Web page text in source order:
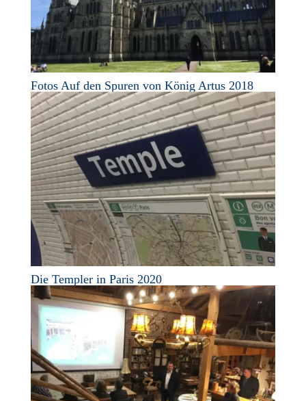
Fotos Auf den Spuren von König Artus 2018
Die Templer in Paris 2020